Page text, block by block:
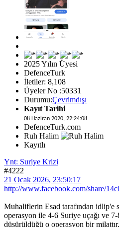
2025 Yılın Üyesi
DefenceTurk
İletiler: 8,108
Üyeler No :50331
Durumu:Çevrimdışı
Kayıt Tarihi
08 Haziran 2020, 22:24:08
DefenceTurk.com
Ruh Halim
Kayıtlı
Ynt: Suriye Krizi
#4222
21 Ocak 2026, 23:50:17
http://www.facebook.com/share/
Muhaliflerin Esad tarafından idlip'e
operasyon ile 4-6 Suriye uçağı ve
düşürüldüğü o operasyon bir